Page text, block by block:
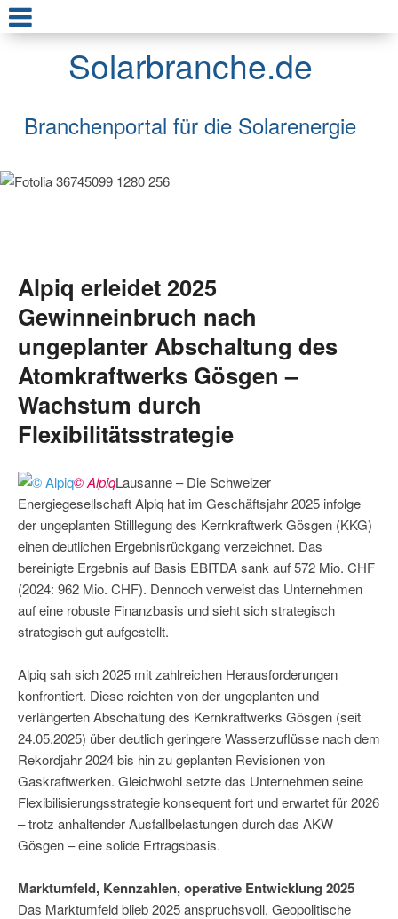
Solarbranche.de
Branchenportal für die Solarenergie
Alpiq erleidet 2025
Gewinneinbruch nach
ungeplanter Abschaltung des
Atomkraftwerks Gösgen –
Wachstum durch
Flexibilitätsstrategie
© AlpiqLausanne – Die Schweizer
Energiegesellschaft Alpiq hat im Geschäftsjahr 2025 infolge
der ungeplanten Stilllegung des Kernkraftwerk Gösgen (KKG)
einen deutlichen Ergebnisrückgang verzeichnet. Das
bereinigte Ergebnis auf Basis EBITDA sank auf 572 Mio. CHF
(2024: 962 Mio. CHF). Dennoch verweist das Unternehmen
auf eine robuste Finanzbasis und sieht sich strategisch
strategisch gut aufgestellt.
Alpiq sah sich 2025 mit zahlreichen Herausforderungen
konfrontiert. Diese reichten von der ungeplanten und
verlängerten Abschaltung des Kernkraftwerks Gösgen (seit
24.05.2025) über deutlich geringere Wasserzuflüsse nach dem
Rekordjahr 2024 bis hin zu geplanten Revisionen von
Gaskraftwerken. Gleichwohl setzte das Unternehmen seine
Flexibilisierungsstrategie konsequent fort und erwartet für 2026
– trotz anhaltender Ausfallbelastungen durch das AKW
Gösgen – eine solide Ertragsbasis.
Marktumfeld, Kennzahlen, operative Entwicklung 2025
Das Marktumfeld blieb 2025 anspruchsvoll. Geopolitische